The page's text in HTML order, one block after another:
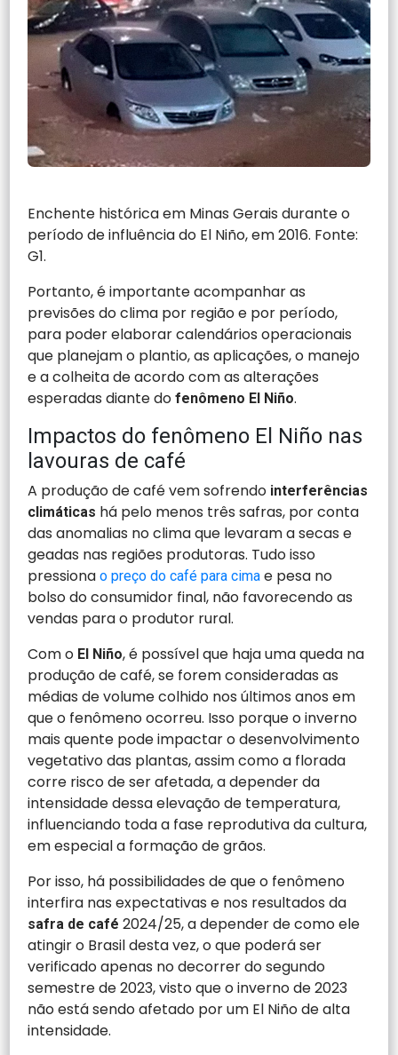
Enchente histórica em Minas Gerais durante o
período de influência do El Niño, em 2016. Fonte:
G1.
Portanto, é importante acompanhar as
previsões do clima por região e por período,
para poder elaborar calendários operacionais
que planejam o plantio, as aplicações, o manejo
e a colheita de acordo com as alterações
esperadas diante dofenômeno El Niño.
Impactos do fenômeno El Niño nas
lavouras de café
A produção de café vem sofrendo interferências
climáticas há pelo menos três safras, por conta
das anomalias no clima que levaram a secas e
geadas nas regiões produtoras. Tudo isso
pressionao preço do café para cima e pesa no
bolso do consumidor final, não favorecendo as
vendas para o produtor rural.
Com o El Niño, é possível que haja uma queda na
produção de café, se forem consideradas as
médias de volume colhido nos últimos anos em
que o fenômeno ocorreu. Isso porque o inverno
mais quente pode impactar o desenvolvimento
vegetativo das plantas, assim como a florada
corre risco de ser afetada, a depender da
intensidade dessa elevação de temperatura,
influenciando toda a fase reprodutiva da cultura,
em especial a formação de grãos.
Por isso, há possibilidades de que o fenômeno
interfira nas expectativas e nos resultados da
safra de café 2024/25, a depender de como ele
atingir o Brasil desta vez, o que poderá ser
verificado apenas no decorrer do segundo
semestre de 2023, visto que o inverno de 2023
não está sendo afetado por um El Niño de alta
intensidade.